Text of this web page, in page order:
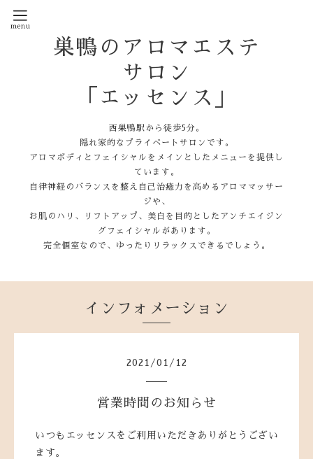
巣鴨のアロマエステ
サロン
「エッセンス」
西巣鴨駅から徒歩5分。
隠れ家的なプライベートサロンです。
アロマボディとフェイシャルをメインとしたメニューを提供し
ています。
自律神経のバランスを整え自己治癒力を高めるアロママッサー
ジや、
お肌のハリ、リフトアップ、美白を目的としたアンチエイジン
グフェイシャルがあります。
完全個室なので、ゆったりリラックスできるでしょう。
インフォメーション
2021 /01 / 12
営業時間のお知らせ
いつもエッセンスをご利用いただきありがとうござい
ます。